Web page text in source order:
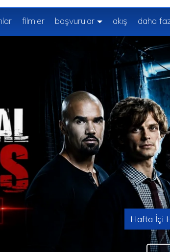
filmler başvurular akış daha
Hafta İçi